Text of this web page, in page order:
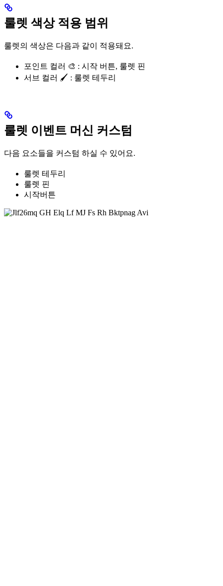
룰렛 색상 적용 범위
룰렛의 색상은 다음과 같이 적용돼요.
포인트 컬러 🎨 : 시작 버튼, 룰렛 핀
서브 컬러 🖌️ : 룰렛 테두리
룰렛 이벤트 머신 커스텀
다음 요소들을 커스텀 하실 수 있어요.
룰렛 테두리
룰렛 핀
시작버튼